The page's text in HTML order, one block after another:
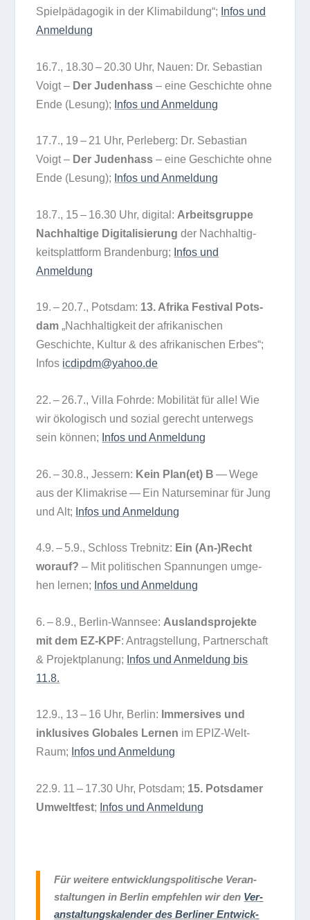
Spiel­päd­ago­gik in der Kli­ma­bil­dung“; Infos und
Anmeldung
16.7., 18.30 – 20.30 Uhr, Nauen: Dr. Sebas­tian
Voigt – Der Juden­hass – eine Geschichte ohne
Ende (Lesung); Infos und Anmeldung
17.7., 19 – 21 Uhr, Per­le­berg: Dr. Sebas­tian
Voigt – Der Juden­hass – eine Geschichte ohne
Ende (Lesung); Infos und Anmeldung
18.7., 15 – 16.30 Uhr, digi­tal: Arbeits­gruppe
Nach­hal­tige Digi­ta­li­sie­rung der Nach­hal­tig­
keits­platt­form Bran­den­burg; Infos und
Anmeldung
19. – 20.7., Pots­dam: 13. Afrika Fes­ti­val Pots­
dam „Nach­hal­tig­keit der afri­ka­ni­schen
Geschichte, Kul­tur & des afri­ka­ni­schen Erbes“;
Infos icdipdm@yahoo.de
22. – 26.7., Villa Fohrde: Mobi­li­tät für alle! Wie
wir öko­lo­gisch und sozial gerecht unter­wegs
sein kön­nen; Infos und Anmeldung
26. – 30.8., Jes­sern: Kein Plan(et) B — Wege
aus der Kli­ma­krise — Ein Natur­se­mi­nar für Jung
und Alt; Infos und Anmeldung
4.9. – 5.9., Schloss Treb­nitz: Ein (An-)Recht
wor­auf? – Mit poli­ti­schen Span­nun­gen umge­
hen ler­nen; Infos und Anmeldung
6. – 8.9., Ber­lin-Wann­see: Aus­lands­pro­jekte
mit dem EZ-KPF: Antrag­stel­lung, Part­ner­schaft
& Pro­jekt­pla­nung; Infos und Anmel­dung bis
11.8.
12.9., 13 – 16 Uhr, Ber­lin: Immersi­ves und
inklu­si­ves Glo­ba­les Ler­nen im EPIZ-Welt­
Raum; Infos und Anmeldung
22.9. 11 – 17.30 Uhr, Pots­dam; 15. Pots­da­mer
Umwelt­fest; Infos und Anmeldung
Für wei­tere ent­wick­lungs­po­li­ti­sche Ver­an­
stal­tun­gen in Ber­lin emp­feh­len wir den Ver­
an­stal­tungs­ka­len­der des Ber­li­ner Ent­wick­